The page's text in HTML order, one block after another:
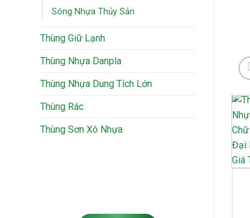
Sóng Nhựa Thủy Sản
Thùng Giữ Lạnh
Thùng Nhựa Danpla
Thùng Nhựa Dung Tích Lớn
Thùng Rác
Thùng Sơn Xô Nhựa